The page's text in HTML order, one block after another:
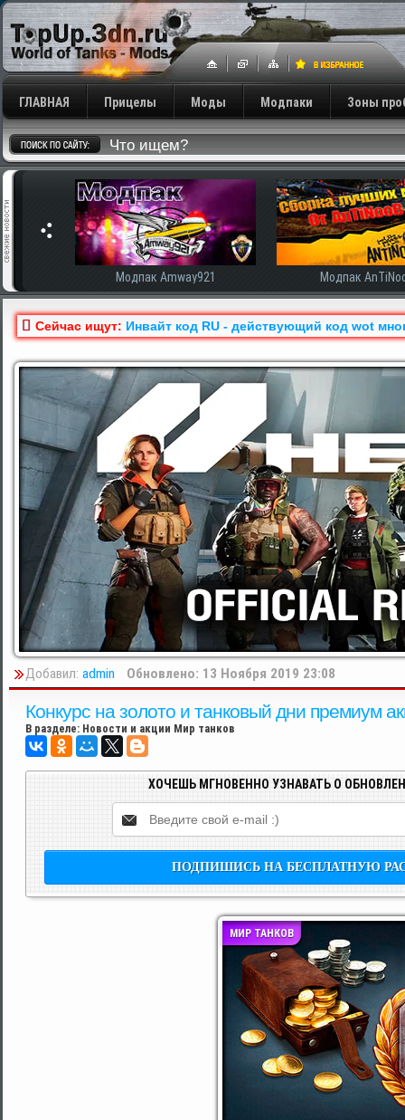
ГЛАВНАЯ Прицелы Моды Модпаки Зоны
Модпак Amway921 Модпак
Сейчас ищут: Инвайт код RU - действующий код wot
Добавил: admin Обновлено: 13 Ноября 2019 23:08
Конкурс на золото и танковый дни премиум
В разделе: Новости и акции Мир танков
ХОЧЕШЬ МГНОВЕННО УЗНАВАТЬ О
МИР ТАНКОВ